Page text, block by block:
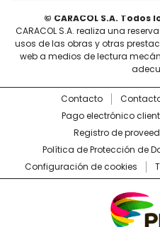
© CARACOL S.A.
CARACOL S.A. realiza una
usos de las obras y otras
web a medios de lectura
Contacto
Pago electrónico
Registro de
Política de Protección de
Configuración de cookies